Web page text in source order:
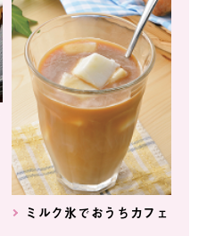
ミルク氷でおうちカフェ